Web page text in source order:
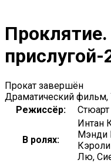
прислугой-
Прокат завершён
Драматический
Режиссёр:
В ролях:
Интан
Мэнди
Лю,